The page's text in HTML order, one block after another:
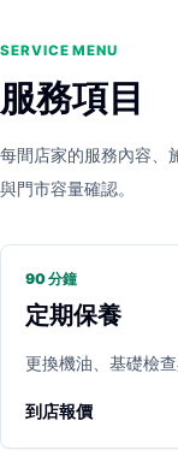
SERVICE MENU
服務項目
每間店家的服務內容、
與門市容量確認。
90 分鐘
定期保養
更換機油、基礎檢查
到店報價